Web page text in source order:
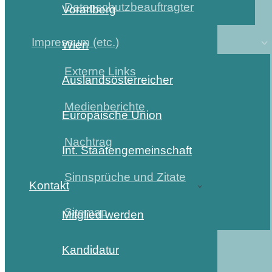
Datenschutzbeauftragter
Impressum (etc.)
Externe Links
Medienberichte
Nachtrag
Sinnsprüche und Zitate
Sitemap
Vorarlberg
Wien
Auslandsösterreicher
Europäische Union
Int. Staatengemeinschaft
Kontakt
Mitglied werden
Kandidatur